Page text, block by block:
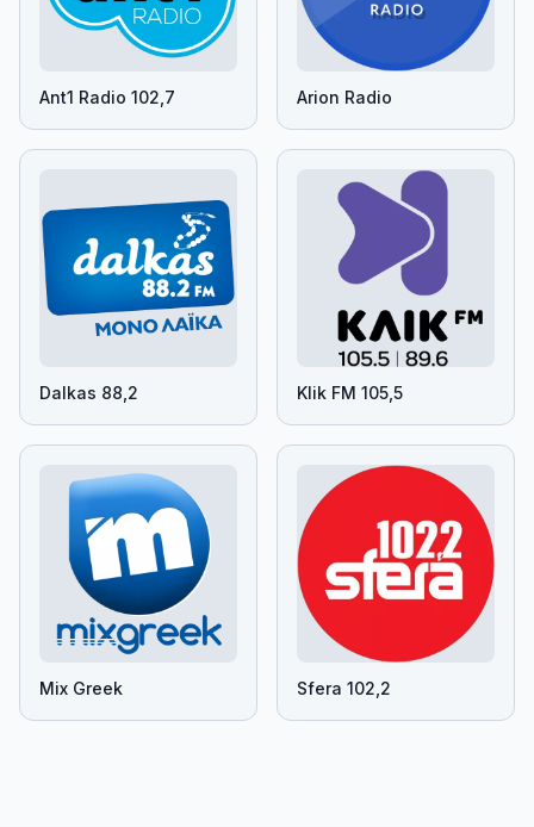
Ant1 Radio 102,7 Arion Radio
Dalkas 88,2 Klik FM 105,5
Mix Greek Sfera 102,2